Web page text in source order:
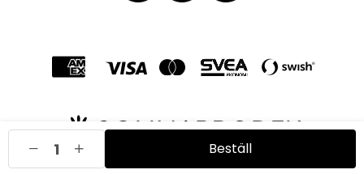
Beställ